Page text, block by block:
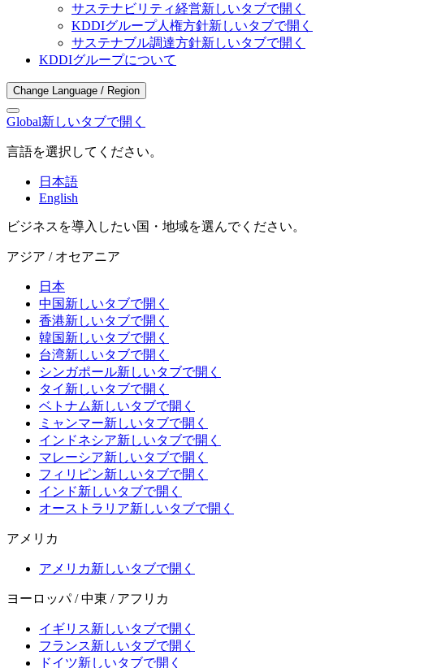
サステナビリティ経営新しいタブで開く
KDDIグループ人権方針新しいタブで開く
サステナブル調達方針新しいタブで開く
KDDIグループについて
Change Language / Region
Global新しいタブで開く
言語を選択してください。
日本語
English
ビジネスを導入したい国・地域を選んでください。
アジア / オセアニア
日本
中国新しいタブで開く
香港新しいタブで開く
韓国新しいタブで開く
台湾新しいタブで開く
シンガポール新しいタブで開く
タイ 新しいタブで開く
ベトナム新しいタブで開く
ミャンマー新しいタブで開く
インドネシア新しいタブで開く
マレーシア新しいタブで開く
フィリピン新しいタブで開く
インド新しいタブで開く
オーストラリア新しいタブで開く
アメリカ
アメリカ新しいタブで開く
ヨーロッパ / 中東 / アフリカ
イギリス新しいタブで開く
フランス新しいタブで開く
ドイツ新しいタブで開く